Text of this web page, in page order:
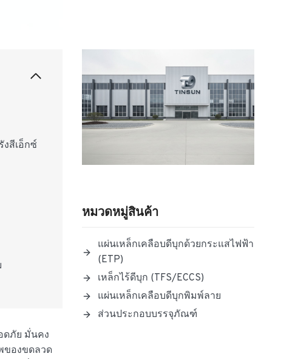
สีเอ็กซ์
ดภัย มั่นคง
ของขดลวด
หมวดหมู่สินค้า
แผ่นเหล็กเคลือบดีบุกด้วยกระแสไฟฟ้า
(ETP)
เหล็กไร้ดีบุก (TFS/ECCS)
แผ่นเหล็กเคลือบดีบุกพิมพ์ลาย
ส่วนประกอบบรรจุภัณฑ์